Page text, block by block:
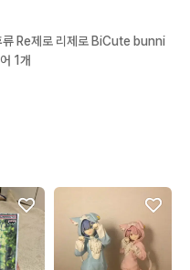
류 Re제로 리제로 BiCute bunni
es 바니 람 피규어 1개